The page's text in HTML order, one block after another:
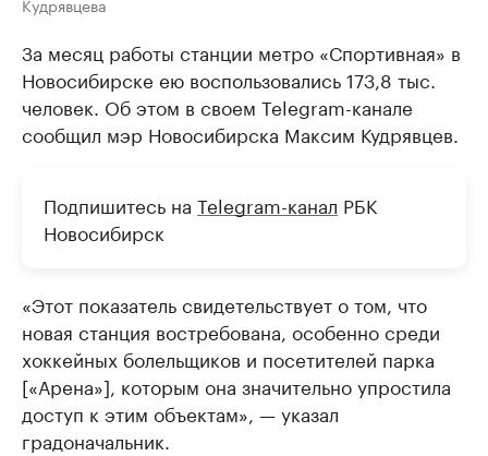
За месяц работы станции метро «Спортивная» в
Новосибирске ею воспользовались 173,8 тыс.
человек. Об этом в своем Telegram-канале
сообщил мэр Новосибирска Максим Кудрявцев.
Подпишитесь на Telegram-канал РБК
Новосибирск
«Этот показатель свидетельствует о том, что
новая станция востребована, особенно среди
хоккейных болельщиков и посетителей парка
[«Арена»], которым она значительно упростила
доступ к этим объектам», — указал
градоначальник.